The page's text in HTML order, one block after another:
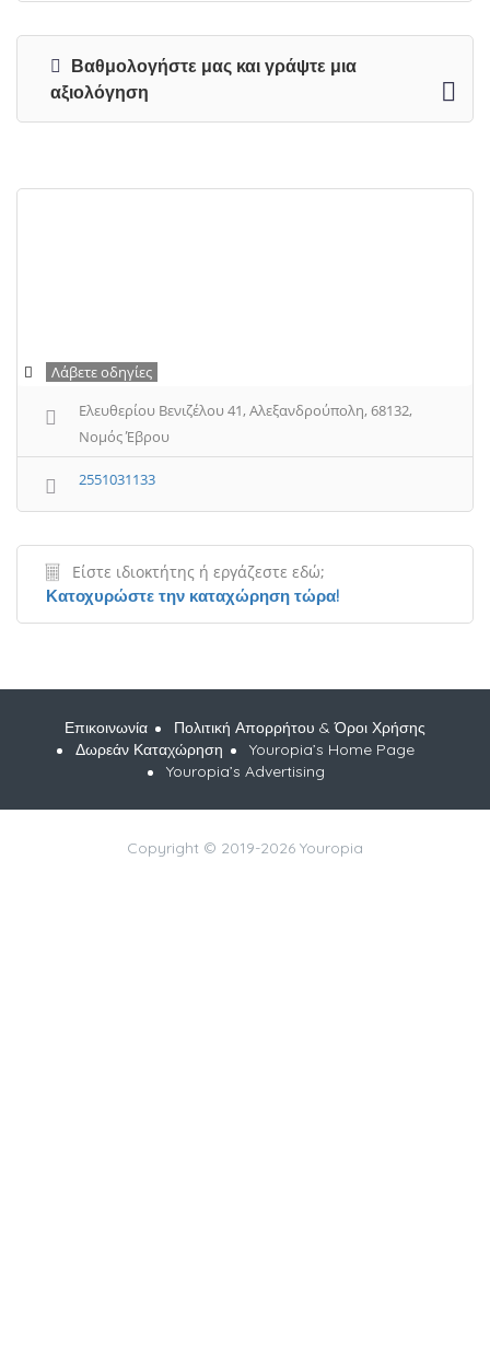
Βαθμολογήστε μας και γράψτε μια
αξιολόγηση
Λάβετε οδηγίες
Ελευθερίου Βενιζέλου 41, Αλεξανδρούπολη, 68132,
Νομός Έβρου
2551031133
Είστε ιδιοκτήτης ή εργάζεστε εδώ;
Κατοχυρώστε την καταχώρηση τώρα!
Επικοινωνία
Πολιτική Απορρήτου & Όροι Χρήσης
Δωρεάν Καταχώρηση
Youropia’s Home Page
Youropia’s Advertising
Copyright © 2019-2026 Youropia